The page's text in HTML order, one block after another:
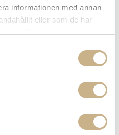
informationen med annan
eller som de har
Fler varianter Beställningsvara
STOOL - FONT LIGHT HIGH